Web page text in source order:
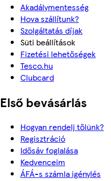
Akadálymentesség
Hova szállítunk?
Szolgáltatás díjak
Süti beállítások
Fizetési lehetőségek
Tesco.hu
Clubcard
Első bevásárlás
Hogyan rendelj tőlünk?
Regisztráció
Idősáv foglalása
Kedvenceim
ÁFÁ-s számla igénylés